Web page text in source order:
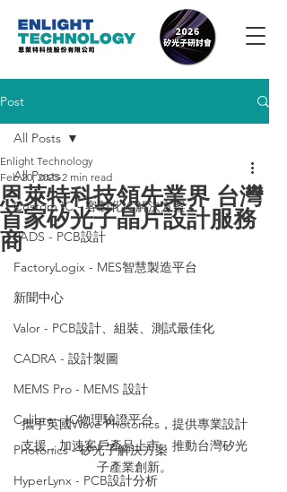
Post
All Posts
Custom IC - 客製化IC解決方案
PADS - PCB設計
FactoryLogix - MES智慧製造平台
新聞中心
Valor - PCB設計、組裝、測試最佳化
CADRA - 設計製圖
MEMS Pro - MEMS 設計
Calibre - IC物理驗證平台
Photonics - 矽光子解決方案
HyperLynx - PCB設計分析
All Posts
恩萊特科技領先業界 台灣
首家矽光子晶片設計服務
商
Enlight Technology
Feb 20, 2025 2 min read
攜手英國Wave Photonics，提供專業設計
支援，加速客戶產品上市，推動台灣矽光
子產業創新。